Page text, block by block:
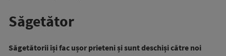
Săgetător
Săgetătorii își fac ușor prieteni și sunt deschiși către noi